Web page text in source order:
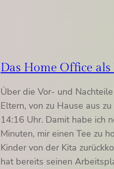
Das Home Office als
Über die Vor- und
Eltern, von zu Hause aus
14:16 Uhr. Damit habe ich
Minuten, mir einen Tee zu
Kinder von der Kita
hat bereits seinen